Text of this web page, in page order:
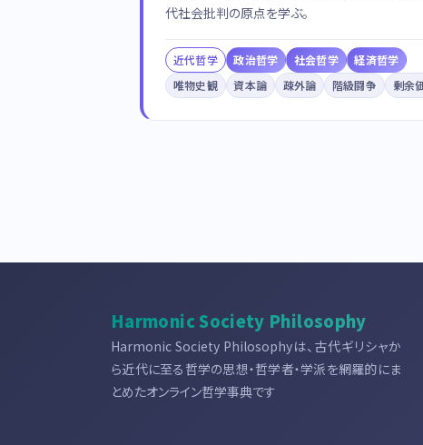
代社会批判の原点を学ぶ。
近代哲学 政治哲学 社会哲学
経済哲学
唯物史観
資本論 疎外論 階級闘争 剰余
Harmonic Society Philosophy
Harmonic Society Philosophyは、古代ギリシャか
ら近代に至る哲学の思想・哲学者・学派を網羅的にま
とめたオンライン哲学事典です